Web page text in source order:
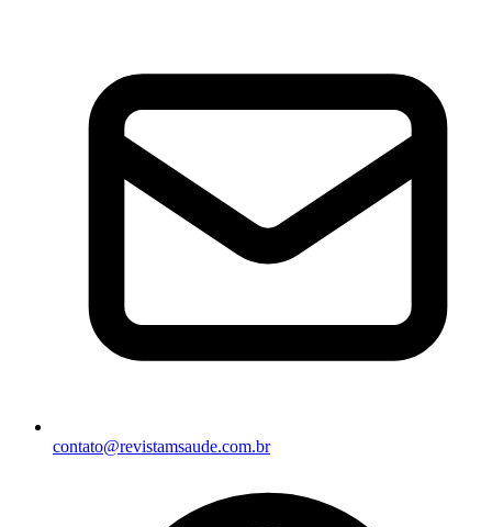
contato@revistamsaude.com.br